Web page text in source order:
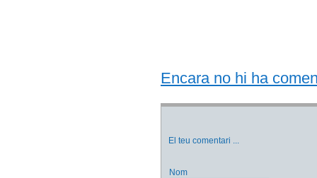
Encara no hi ha
El teu comentari ...
Nom